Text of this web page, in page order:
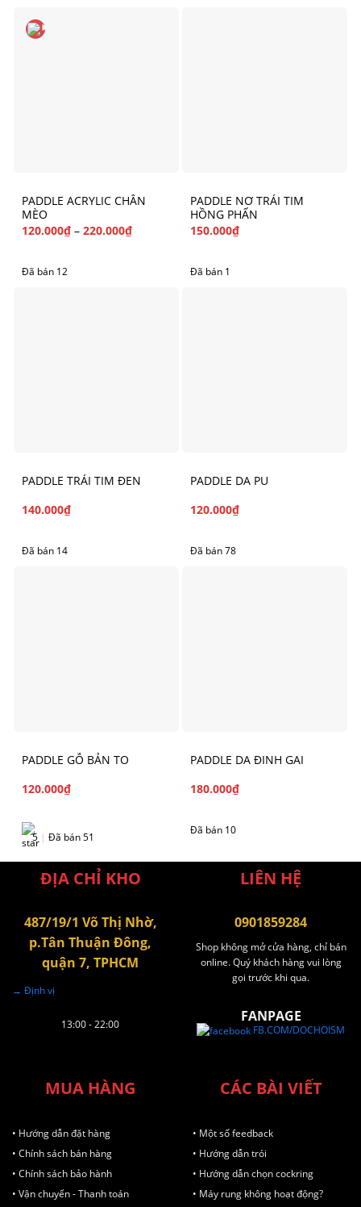
PADDLE ACRYLIC CHÂN
MÈO
120.000₫ – 220.000₫
Đã bán 12
PADDLE NƠ TRÁI TIM
HỒNG PHẤN
150.000₫
Đã bán 1
PADDLE TRÁI TIM ĐEN
140.000₫
Đã bán 14
PADDLE DA PU
120.000₫
Đã bán 78
PADDLE GỖ BẢN TO
120.000₫
5 | Đã bán 51
PADDLE DA ĐINH GAI
180.000₫
Đã bán 10
ĐỊA CHỈ KHO
487/19/1 Võ Thị Nhờ,
p.Tân Thuận Đông,
quận 7, TPHCM
→ Định vị
13:00 - 22:00
LIÊN HỆ
0901859284
Shop không mở cửa hàng, chỉ bán
online. Quý khách hàng vui lòng
gọi trước khi qua.
FANPAGE
FB.COM/DOCHOISM
MUA HÀNG
• Hướng dẫn đặt hàng
• Chính sách bán hàng
• Chính sách bảo hành
• Vận chuyển - Thanh toán
CÁC BÀI VIẾT
• Một số feedback
• Hướng dẫn trói
• Hướng dẫn chọn cockring
• Máy rung không hoạt động?